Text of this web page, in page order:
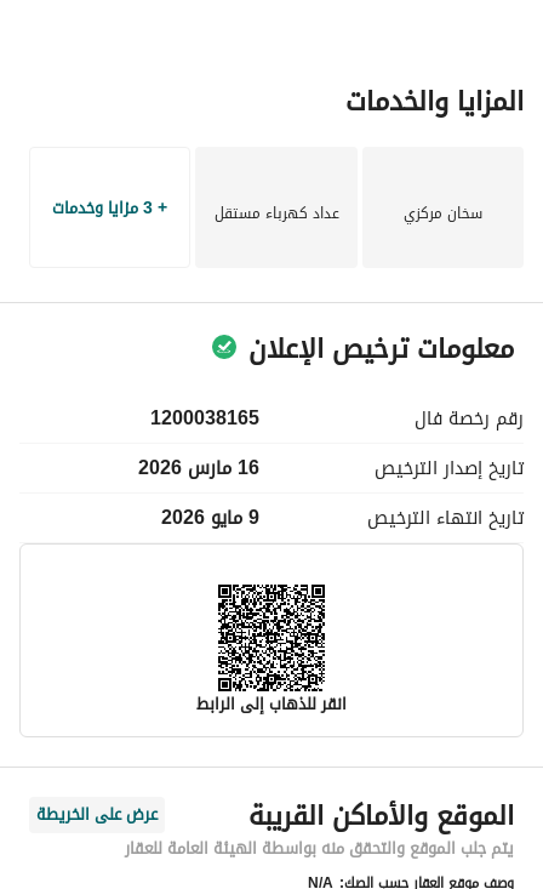
المزايا والخدمات
سخان مركزي عداد كهرباء مستقل + 3 مزايا وخدمات
معلومات ترخيص الإعلان
رقم رخصة فال
1200038165
تاريخ إصدار الترخيص
16 مارس 2026
تاريخ انتهاء الترخيص 9 مايو 2026
انقر للذهاب إلى الرابط
معلومات مسؤول الإعلان
اسم المسؤول
عبدالله فيصل سويد العجميالموقع والأماكن القريبة
عرض على الخريطة
يتم جلب الموقع والتحقق منه بواسطة الهيئة العامة للعقار
وصف موقع العقار حسب الصك: N/A